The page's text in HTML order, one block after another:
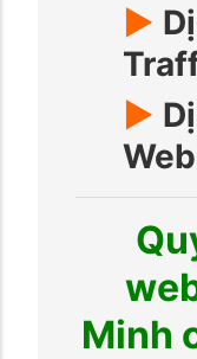
►
►
Minh